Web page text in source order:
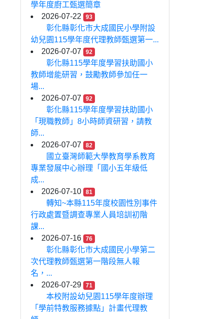
學年度廚工甄選簡章
2026-07-22
93
彰化縣彰化市大成國民小學附設
幼兒園115學年度代理教師甄選第一...
2026-07-07
92
彰化縣115學年度學習扶助國小
教師增能研習，鼓勵教師參加任一
場...
2026-07-07
92
彰化縣115學年度學習扶助國小
「現職教師」8小時師資研習，請教
師...
2026-07-07
82
國立臺灣師範大學教育學系教育
專業發展中心辦理「國小五年級低
成...
2026-07-10
81
轉知~本縣115年度校園性別事件
行政處置暨調查專業人員培訓初階
課...
2026-07-16
76
彰化縣彰化市大成國民小學第二
次代理教師甄選第一階段無人報
名，...
2026-07-29
71
本校附設幼兒園115學年度辦理
「學前特教服務據點」計畫代理教